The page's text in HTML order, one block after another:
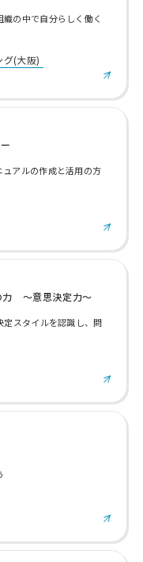
の中で自分らしく働く
グ(大阪)
アルの作成と活用の方
～意思決定力～
定スタイルを認識し、問